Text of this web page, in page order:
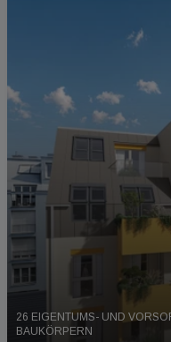
26 EIGENTUMS- UND
BAUKÖRPERN